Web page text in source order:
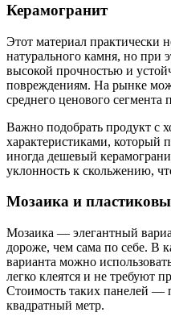
Керамогранит
Этот материал практически
натурального камня, но при
высокой прочностью и
повреждениям. На рынке
среднего ценового сегмента
Важно подобрать продукт с
характеристиками, который
иногда дешевый
уклонность к скольжению,
Мозаика и
Мозаика — элегантный
дороже, чем сама по себе. В
варианта можно
легко клеятся и не требуют
Стоимость таких панелей —
квадратный метр.